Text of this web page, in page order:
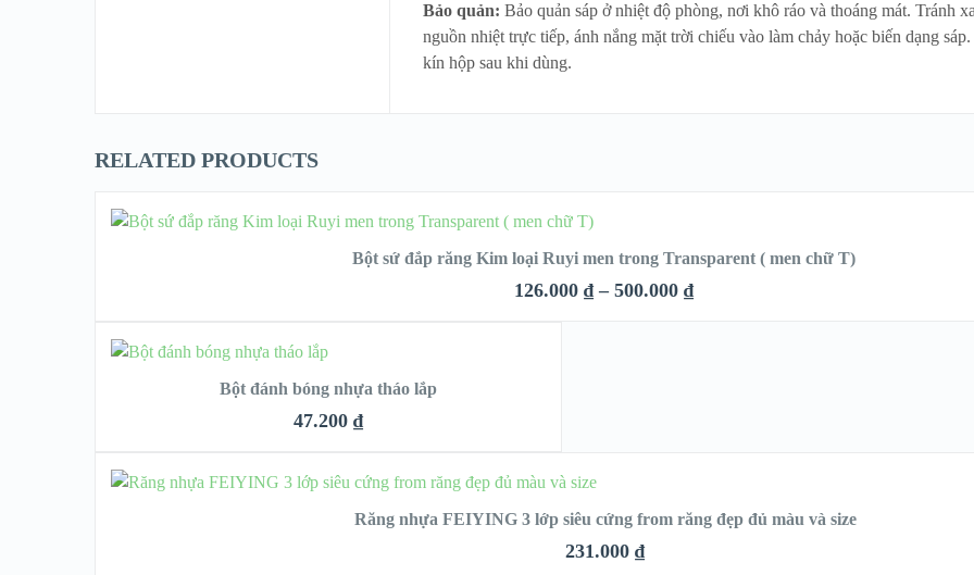
Bảo quản: Bảo quản sáp ở nhiệt độ phòng, nơi khô ráo và thoáng mát. Tránh xa
nguồn nhiệt trực tiếp, ánh nắng mặt trời chiếu vào làm chảy hoặc biến dạng
kín hộp sau khi dùng.
RELATED PRODUCTS
CHỌN
Bột sứ đắp răng Kim loại Ruyi men trong Transparent ( men chữ T)
126.000 ₫ – 500.000 ₫
VIEW DETAILS
THÊM VÀO GIỎ HÀNG
Bột đánh bóng nhựa tháo lắp
47.200 ₫
CHỌN
Răng nhựa FEIYING 3 lớp siêu cứng from răng đẹp đủ màu và size
231.000 ₫